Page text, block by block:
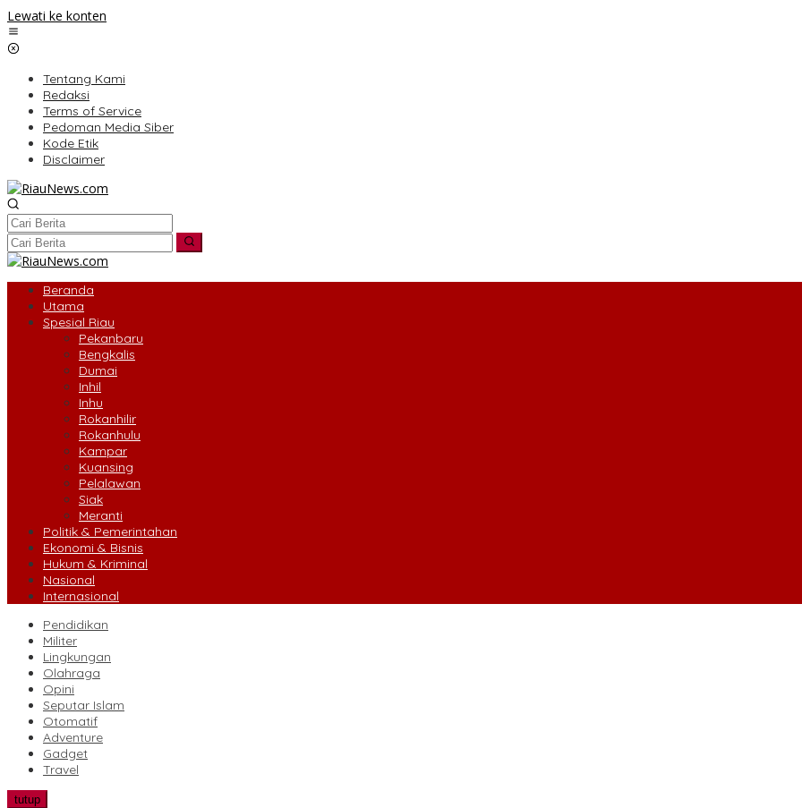
Lewati ke konten
Tentang Kami
Redaksi
Terms of Service
Pedoman Media Siber
Kode Etik
Disclaimer
Beranda
Utama
Spesial Riau
Pekanbaru
Bengkalis
Dumai
Inhil
Inhu
Rokanhilir
Rokanhulu
Kampar
Kuansing
Pelalawan
Siak
Meranti
Politik & Pemerintahan
Ekonomi & Bisnis
Hukum & Kriminal
Nasional
Internasional
Pendidikan
Militer
Lingkungan
Olahraga
Opini
Seputar Islam
Otomatif
Adventure
Gadget
Travel
tutup